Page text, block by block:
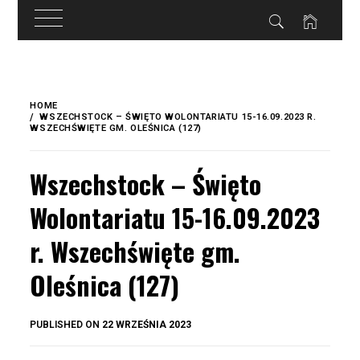
treści
content
HOME
WSZECHSTOCK – ŚWIĘTO WOLONTARIATU 15-16.09.2023 R.
WSZECHŚWIĘTE GM. OLEŚNICA (127)
Wszechstock – Święto
Wolontariatu 15-16.09.2023
r. Wszechświęte gm.
Oleśnica (127)
PUBLISHED ON 22 WRZEŚNIA 2023